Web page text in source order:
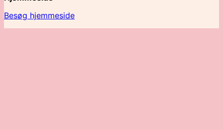
Besøg hjemmeside